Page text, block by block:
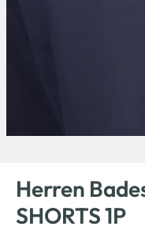
Herren
SHORTS 1P